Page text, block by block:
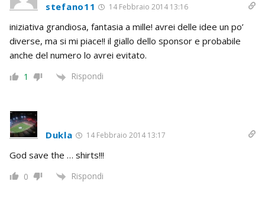
stefano11 14 Febbraio 2014 13:16
iniziativa grandiosa, fantasia a mille! avrei delle idee un po’
diverse, ma si mi piace!! il giallo dello sponsor e probabile
anche del numero lo avrei evitato.
1 Rispondi
Dukla 14 Febbraio 2014 13:17
God save the … shirts!!!
0 Rispondi